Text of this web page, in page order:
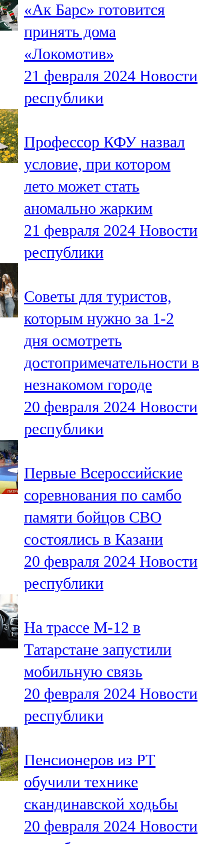
106,1 FM
Кама тамагы
71,51 FM
Кукмара
107,9 FM
102,1 FM
Мамадыш
106,2 FM
Минзәлә
107,3 FM
Мөслим
Нурлат
104,7 FM
Олы Әтнә
71,42 FM
Сарман
107,8 FM
Теләче
Түбән Кама
102,6 FM
Чирмешән
107,7 FM
Чистай
103,0 FM
91,0 FM
Шәмәрдән
102,3 FM
Яңа чишмә
107,0 FM
105,5 FM
«Ак Барс» готовится
принять дома
«Локомотив»
21 февраля 2024 Новости
республики
Профессор КФУ назвал
условие, при котором
лето может стать
аномально жарким
21 февраля 2024 Новости
республики
Советы для туристов,
которым нужно за 1-2
дня осмотреть
достопримечательности в
незнакомом городе
20 февраля 2024 Новости
республики
Первые Всероссийские
соревнования по самбо
памяти бойцов СВО
состоялись в Казани
20 февраля 2024 Новости
республики
На трассе М-12 в
Татарстане запустили
мобильную связь
20 февраля 2024 Новости
республики
Пенсионеров из РТ
обучили технике
скандинавской ходьбы
20 февраля 2024 Новости